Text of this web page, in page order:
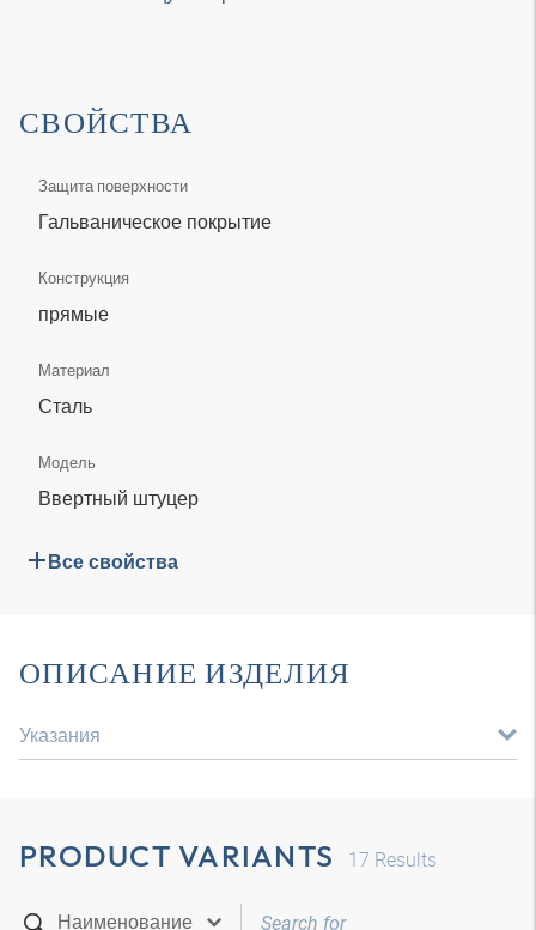
СВОЙСТВА
Защита поверхности
Гальваническое покрытие
Конструкция
прямые
Материал
Сталь
Модель
Ввертный штуцер
Все свойства
ОПИСАНИЕ ИЗДЕЛИЯ
Указания
PRODUCT VARIANTS 17 Results